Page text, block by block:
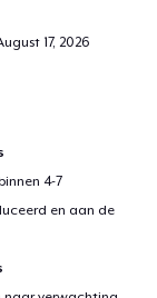
17, 2026
4-7
en aan de